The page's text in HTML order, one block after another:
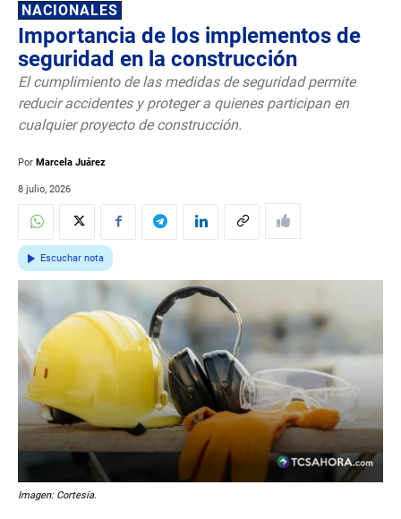
NACIONALES
Importancia de los implementos de
seguridad en la construcción
El cumplimiento de las medidas de seguridad permite
reducir accidentes y proteger a quienes participan en
cualquier proyecto de construcción.
Por Marcela Juárez
8 julio, 2026
Escuchar nota
Imagen: Cortesía.